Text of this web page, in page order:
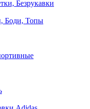
Безрукавки
Боди, Топы